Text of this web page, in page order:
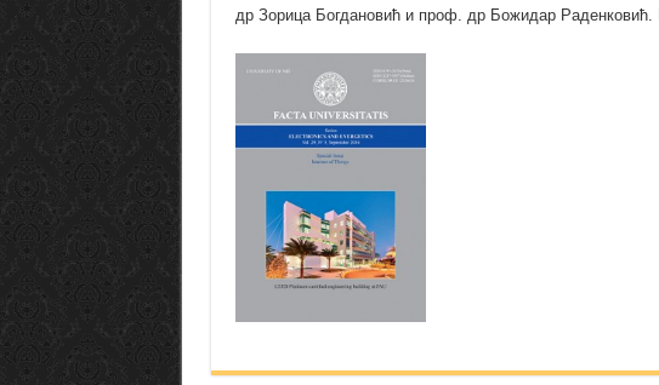
др Зорица Богдановић и проф. др Божидар Раденковић.